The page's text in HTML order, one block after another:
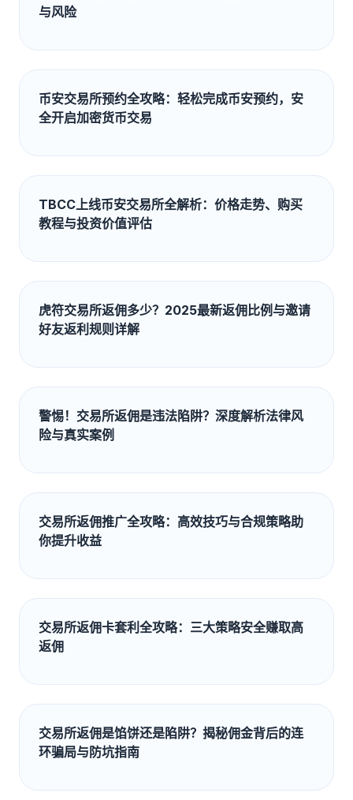
与风险
币安交易所预约全攻略：轻松完成币安预约，安
全开启加密货币交易
TBCC上线币安交易所全解析：价格走势、购买
教程与投资价值评估
虎符交易所返佣多少？2025最新返佣比例与邀请
好友返利规则详解
警惕！交易所返佣是违法陷阱？深度解析法律风
险与真实案例
交易所返佣推广全攻略：高效技巧与合规策略助
你提升收益
交易所返佣卡套利全攻略：三大策略安全赚取高
返佣
交易所返佣是馅饼还是陷阱？揭秘佣金背后的连
环骗局与防坑指南